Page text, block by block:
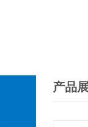
产品